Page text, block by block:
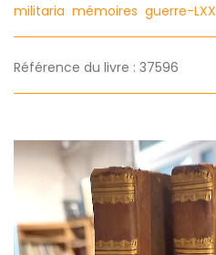
militaria mémoires guerre-LXX
Référence du livre : 37596